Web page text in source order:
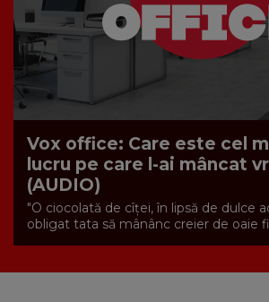
Vox office: Care este cel
lucru pe care l-ai mâncat
(AUDIO)
"O ciocolată de cîței, în lipsă de dulce
obligat tata să mânânc creier de oaie